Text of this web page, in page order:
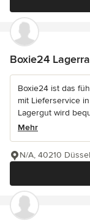
Boxie24
Boxie24 ist das
mit Lieferservice
Lagergut wird
Mehr
N/A, 40210